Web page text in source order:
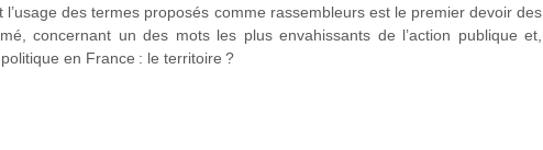
des termes proposés comme rassembleurs est le premier devoir des
concernant un des mots les plus envahissants de l’action publique et,
en France : le territoire ?